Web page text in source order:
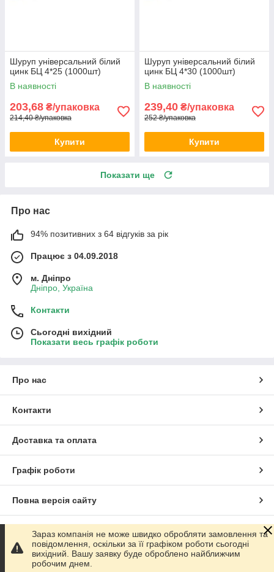
Шуруп універсальний білий
цинк БЦ 4*25 (1000шт)
В наявності
203,68 ₴/упаковка
214,40 ₴/упаковка
Купити
Шуруп універсальний білий
цинк БЦ 4*30 (1000шт)
В наявності
239,40 ₴/упаковка
252 ₴/упаковка
Купити
Показати ще
Про нас
94% позитивних з 64 відгуків за рік
Працює з 04.09.2018
м. Дніпро
Дніпро, Україна
Контакти
Сьогодні вихідний
Показати весь графік роботи
Про нас
Контакти
Доставка та оплата
Графік роботи
Повна версія сайту
Сайт створено на маркетплейсіProm.ua
Політика конфіденційності
Зараз компанія не може швидко обробляти замовлення та
повідомлення, оскільки за її графіком роботи сьогодні
вихідний. Вашу заявку буде оброблено найближчим
робочим днем.